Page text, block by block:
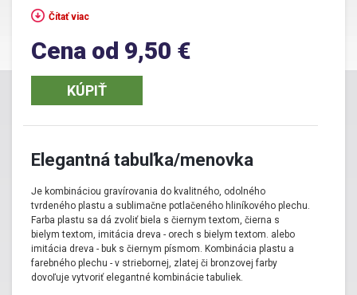
menovkou
Na podkladovú tabuľku si môžete nechať vygravírovať
menovku meno alebo najviac 2 riadky textu. Výborným riešením sú
Môžete ich použiť
na rozlíšenie pracovísk alebo ako
tabuľkyna recepcii či chodbách. Elegantné tabuľky sú obľúbené v
Vyhotovenie a kombinácia
materiálov elegantnej tabuľky s
menovkou
Čítať viac
Cena od 9,50 €
KÚPIŤ
Elegantná tabuľka/menovka
Je kombináciou gravírovania do kvalitného, odolného
tvrdeného plastu a sublimačne potlačeného hliníkového plechu.
Farba plastu sa dá zvoliť biela s čiernym textom, čierna s
bielym textom, imitácia dreva - orech s bielym textom. alebo
imitácia dreva - buk s čiernym písmom. Kombinácia plastu a
farebného plechu - v striebornej, zlatej či bronzovej farby
dovoľuje vytvoriť elegantné kombinácie tabuliek.